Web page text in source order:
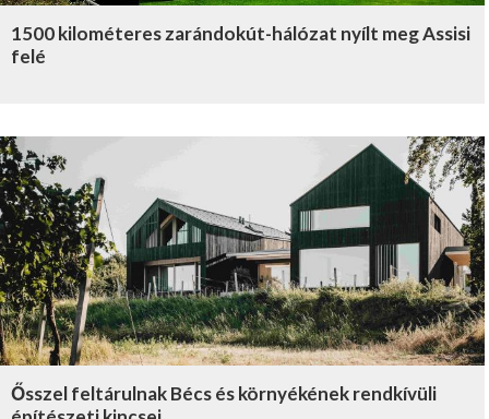
1500 kilométeres zarándokút-hálózat nyílt meg Assisi
felé
Ősszel feltárulnak Bécs és környékének rendkívüli